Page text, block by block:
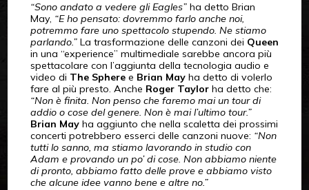
“Sono andato a vedere gli Eagles”ha detto Brian
May, “E ho pensato: dovremmo farlo anche noi,
potremmo fare uno spettacolo stupendo. Ne stiamo
parlando.”La trasformazione delle canzoni dei Queen
in una “experience” multimediale sarebbe ancora più
spettacolare con l’aggiunta della tecnologia audio e
video di The Spheree Brian Mayha detto di volerlo
fare al più presto. Anche Roger Taylorha detto che:
“Non è finita. Non penso che faremo mai un tour di
addio o cose del genere. Non è mai l’ultimo tour.”
Brian May ha aggiunto che nella scaletta dei prossimi
concerti potrebbero esserci delle canzoni nuove: “Non
tutti lo sanno, ma stiamo lavorando in studio con
Adam e provando un po’ di cose. Non abbiamo niente
di pronto, abbiamo fatto delle prove e abbiamo visto
che alcune idee vanno bene e altre no.”